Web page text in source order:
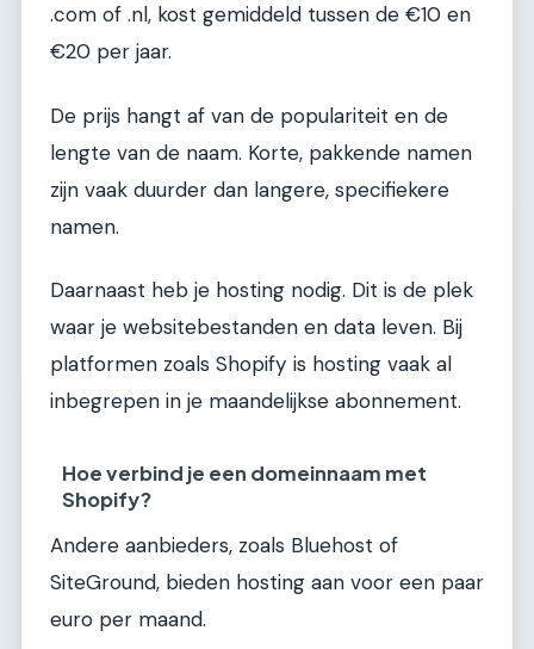
.com of .nl, kost gemiddeld tussen de €10 en
€20 per jaar.
De prijs hangt af van de populariteit en de
lengte van de naam. Korte, pakkende namen
zijn vaak duurder dan langere, specifiekere
namen.
Daarnaast heb je hosting nodig. Dit is de plek
waar je websitebestanden en data leven. Bij
platformen zoals Shopify is hosting vaak al
inbegrepen in je maandelijkse abonnement.
Hoe verbind je een domeinnaam met
Shopify?
Andere aanbieders, zoals Bluehost of
SiteGround, bieden hosting aan voor een paar
euro per maand.